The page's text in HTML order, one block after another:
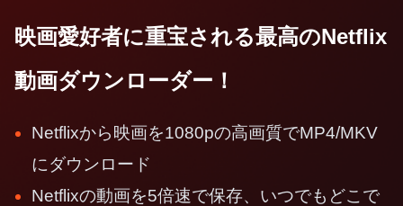
映画愛好者に重宝される最高のNetflix
動画ダウンローダー！
Netflixから映画を1080pの高画質でMP4/MKV
にダウンロード
Netflixの動画を5倍速で保存、いつでもどこで